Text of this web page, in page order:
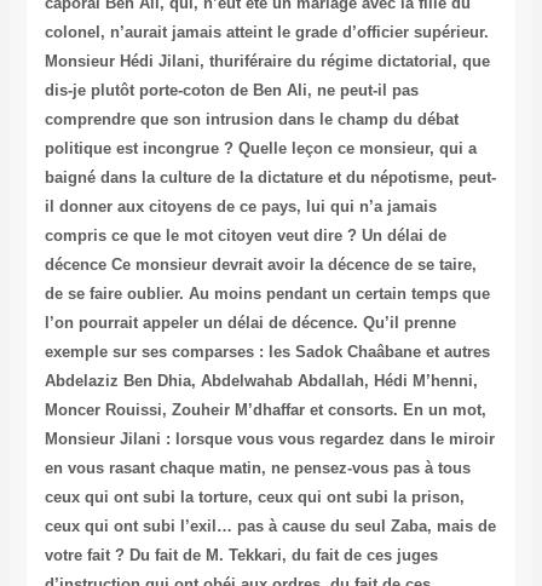
colonel, n’aurait jamais atteint le grade d’officier supérieur.
Monsieur Hédi Jilani, thuriféraire du régime dictatorial, que
dis-je plutôt porte-coton de Ben Ali, ne peut-il pas
comprendre que son intrusion dans le champ du débat
politique est incongrue ? Quelle leçon ce monsieur, qui a
baigné dans la culture de la dictature et du népotisme, peut-
il donner aux citoyens de ce pays, lui qui n’a jamais
compris ce que le mot citoyen veut dire ? Un délai de
décence Ce monsieur devrait avoir la décence de se taire,
de se faire oublier. Au moins pendant un certain temps que
l’on pourrait appeler un délai de décence. Qu’il prenne
exemple sur ses comparses : les Sadok Chaâbane et autres
Abdelaziz Ben Dhia, Abdelwahab Abdallah, Hédi M’henni,
Moncer Rouissi, Zouheir M’dhaffar et consorts. En un mot,
Monsieur Jilani : lorsque vous vous regardez dans le miroir
en vous rasant chaque matin, ne pensez-vous pas à tous
ceux qui ont subi la torture, ceux qui ont subi la prison,
ceux qui ont subi l’exil… pas à cause du seul Zaba, mais de
votre fait ? Du fait de M. Tekkari, du fait de ces juges